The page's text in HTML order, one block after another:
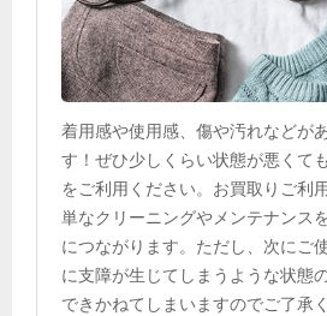
着用感や使用感、傷や汚れなどが
す！ぜひ少しくらい状態が悪くて
をご利用ください。お買取りご利
単なクリーニングやメンテナンス
につながります。ただし、次にご
に支障が生じてしまうような状態
できかねてしまいますのでご了承